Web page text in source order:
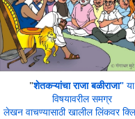
"शेतकऱ्यांचा राजा बळीराजा" या
विषयावरील समग्र
लेखन वाचण्यासाठी खालील लिंकवर